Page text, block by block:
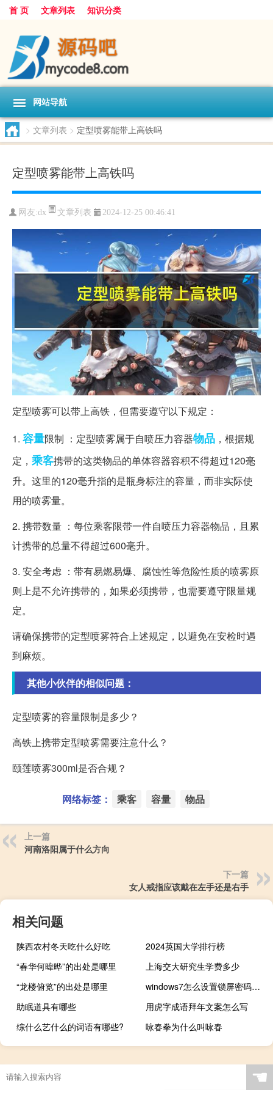
首 页 文章列表 知识分类
网站导航
> 文章列表 > 定型喷雾能带上高铁吗
定型喷雾能带上高铁吗
网友:dx 文章列表 2024-12-25 00:46:41
定型喷雾可以带上高铁，但需要遵守以下规定：
1. 容量限制 ：定型喷雾属于自喷压力容器物品 ，根据规
定， 乘客携带的这类物品的单体容器容积不得超过120毫
升。这里的120毫升指的是瓶身标注的容量，而非实际使
用的喷雾量。
2. 携带数量 ：每位乘客限带一件自喷压力容器物品，且累
计携带的总量不得超过600毫升。
3. 安全考虑 ：带有易燃易爆、腐蚀性等危险性质的喷雾原
则上是不允许携带的，如果必须携带，也需要遵守限量规
定。
请确保携带的定型喷雾符合上述规定，以避免在安检时遇
到麻烦。
其他小伙伴的相似问题：
定型喷雾的容量限制是多少？
高铁上携带定型喷雾需要注意什么？
颐莲喷雾300ml是否合规？
网络标签： 乘客 容量 物品
上一篇
河南洛阳属于什么方向
下一篇
女人戒指应该戴在左手还是右手
相关问题
陕西农村冬天吃什么好吃
2024英国大学排行榜
“春华何暐晔”的出处是哪里
上海交大研究生学费多少
“龙楼俯览”的出处是哪里
windows7怎么设置锁屏密码（windows7怎么样）
助眠道具有哪些
用虎字成语拜年文案怎么写
综什么艺什么的词语有哪些?
咏春拳为什么叫咏春
☚